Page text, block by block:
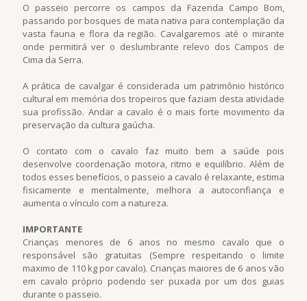
O passeio percorre os campos da Fazenda Campo Bom,
passando por bosques de mata nativa para contemplação da
vasta fauna e flora da região. Cavalgaremos até o mirante
onde permitirá ver o deslumbrante relevo dos Campos de
Cima da Serra.
A prática de cavalgar é considerada um patrimônio histórico
cultural em memória dos tropeiros que faziam desta atividade
sua profissão. Andar a cavalo é o mais forte movimento da
preservação da cultura gaúcha.
O contato com o cavalo faz muito bem a saúde pois
desenvolve coordenação motora, ritmo e equilíbrio. Além de
todos esses benefícios, o passeio a cavalo é relaxante, estima
fisicamente e mentalmente, melhora a autoconfiança e
aumenta o vínculo com a natureza.
IMPORTANTE
Crianças menores de 6 anos no mesmo cavalo que o
responsável são gratuitas (Sempre respeitando o limite
maximo de 110 kg por cavalo). Crianças maiores de 6 anos vão
em cavalo próprio podendo ser puxada por um dos guias
durante o passeio.